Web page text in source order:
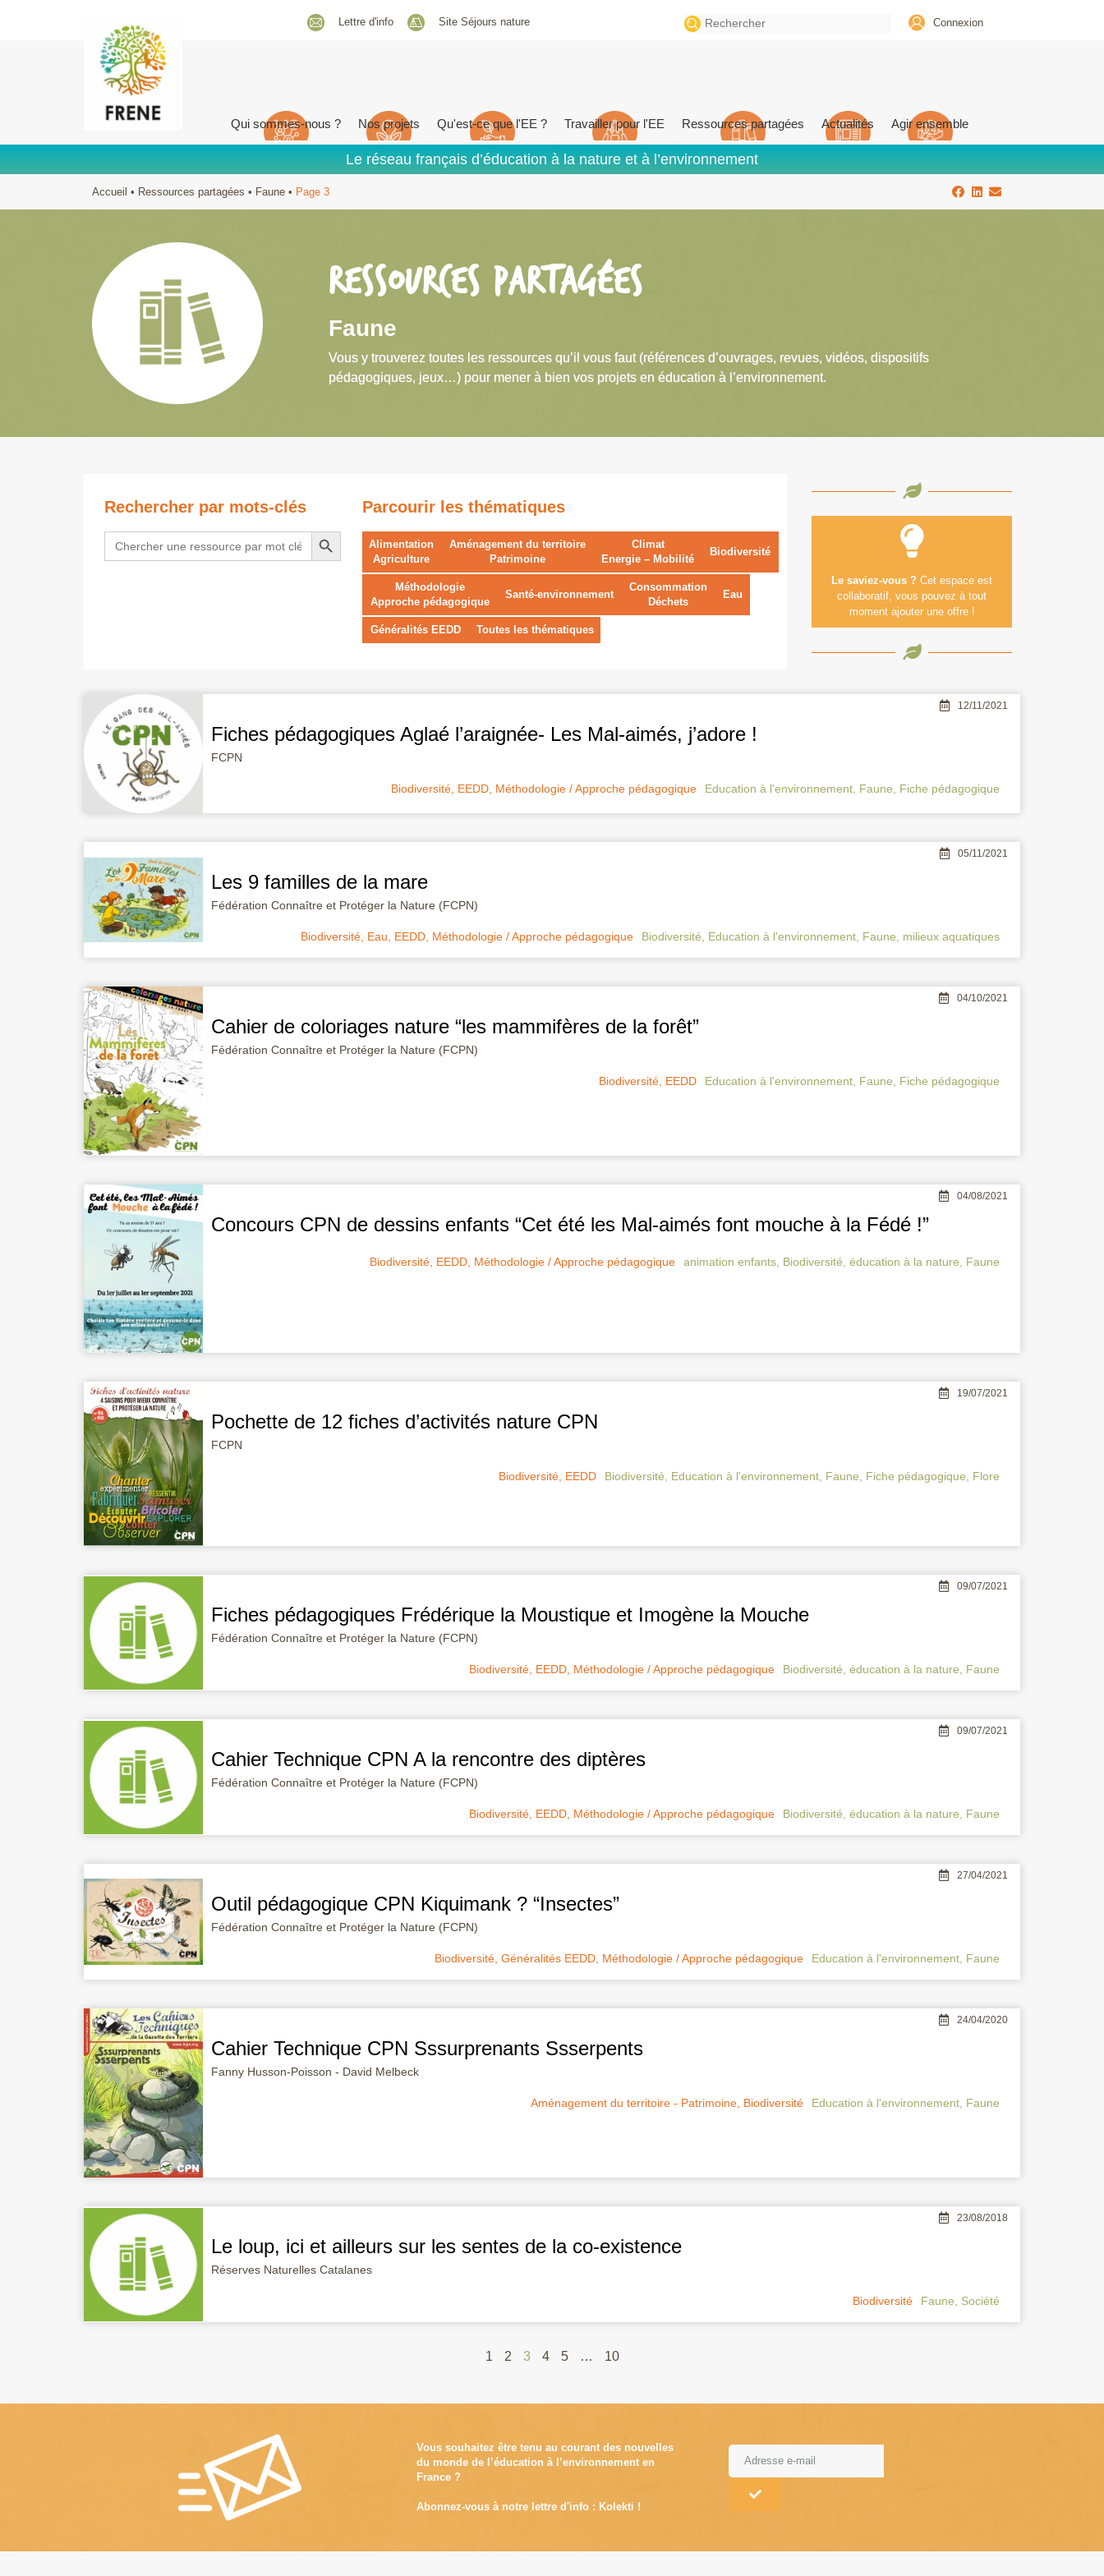
Lettre d'info Site Séjours nature
Search
for:
Connexion
Qui sommes-nous ? Nos projets Qu'est-ce que l'EE ? Travailler pour l'EE Ressources partagées Actualités Agir ensemble
Le réseau français d’éducation à la nature et à l’environnement
Accueil • Ressources partagées • Faune • Page 3
RESSOURCES PARTAGÉES
Faune
Vous y trouverez toutes les ressources qu’il vous faut (références d’ouvrages, revues, vidéos, dispositifs
pédagogiques, jeux…) pour mener à bien vos projets en éducation à l’environnement.
Rechercher par mots-clés
Search
for:
Search Button
Parcourir les thématiques
Alimentation
Agriculture
Aménagement du territoire
Patrimoine
Climat
Energie – Mobilité
Biodiversité
Méthodologie
Approche pédagogique
Santé-environnement
Consommation
Déchets
Eau
Généralités EEDD Toutes les thématiques
Le saviez-vous ?Cet espace est
collaboratif, vous pouvez à tout
moment ajouter une offre !
12/11/2021
Fiches pédagogiques Aglaé l’araignée- Les Mal-aimés, j’adore !
FCPN
Biodiversité, EEDD, Méthodologie / Approche pédagogique Education à l'environnement, Faune Fiche pédagogique
05/11/2021
Les 9 familles de la mare
Fédération Connaître et Protéger la Nature (FCPN)
Biodiversité, Eau, EEDD, Méthodologie / Approche pédagogique Biodiversité, Education à l'environnement, Faune, milieux aquatiques
04/10/2021
Cahier de coloriages nature “les mammifères de la forêt”
Fédération Connaître et Protéger la Nature (FCPN)
Biodiversité, EEDD Education à l'environnement, Faune, Fiche pédagogique
04/08/2021
Concours CPN de dessins enfants “Cet été les Mal-aimés font mouche à la Fédé !”
Biodiversité, EEDD, Méthodologie / Approche pédagogique animation enfants, Biodiversité éducation à la nature Faune
19/07/2021
Pochette de 12 fiches d’activités nature CPN
FCPN
Biodiversité, EEDD Biodiversité, Education à l'environnement, Faune, Fiche pédagogique, Flore
09/07/2021
Fiches pédagogiques Frédérique la Moustique et Imogène la Mouche
Fédération Connaître et Protéger la Nature (FCPN)
Biodiversité, EEDD, Méthodologie / Approche pédagogique Biodiversité éducation à la nature Faune
09/07/2021
Cahier Technique CPN A la rencontre des diptères
Fédération Connaître et Protéger la Nature (FCPN)
Biodiversité, EEDD, Méthodologie / Approche pédagogique Biodiversité éducation à la nature Faune
27/04/2021
Outil pédagogique CPN Kiquimank ? “Insectes”
Fédération Connaître et Protéger la Nature (FCPN)
Biodiversité, Généralités EEDD, Méthodologie / Approche pédagogique Education à l'environnement, Faune
24/04/2020
Cahier Technique CPN Sssurprenants Ssserpents
Fanny Husson-Poisson - David Melbeck
Aménagement du territoire - Patrimoine, Biodiversité Education à l'environnement, Faune
23/08/2018
Le loup, ici et ailleurs sur les sentes de la co-existence
Réserves Naturelles Catalanes
Biodiversité Faune, Société
1 2 3 4 5 … 10
Vous souhaitez être tenu au courant des nouvelles
du monde de l’éducation à l’environnement en
France ?
Abonnez-vous à notre lettre d'info : Kolekti !